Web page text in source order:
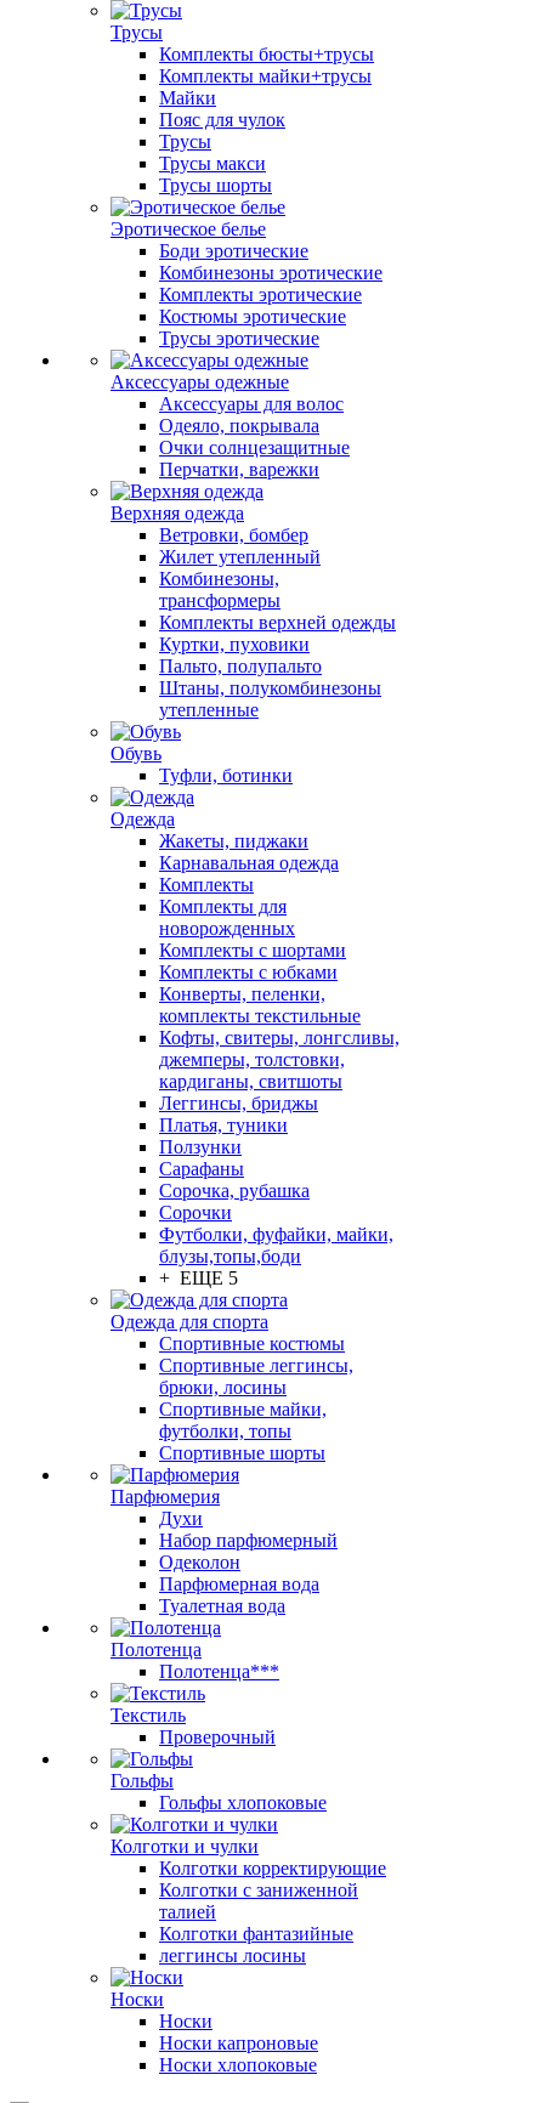
Трусы
Комплекты бюсты+трусы
Комплекты майки+трусы
Майки
Пояс для чулок
Трусы
Трусы макси
Трусы шорты
Эротическое белье
Боди эротические
Комбинезоны эротические
Комплекты эротические
Костюмы эротические
Трусы эротические
Аксессуары одежные
Аксессуары для волос
Одеяло, покрывала
Очки солнцезащитные
Перчатки, варежки
Верхняя одежда
Ветровки, бомбер
Жилет утепленный
Комбинезоны,
трансформеры
Комплекты верхней одежды
Куртки, пуховики
Пальто, полупальто
Штаны, полукомбинезоны
утепленные
Обувь
Туфли, ботинки
Одежда
Жакеты, пиджаки
Карнавальная одежда
Комплекты
Комплекты для
новорожденных
Комплекты с шортами
Комплекты с юбками
Конверты, пеленки,
комплекты текстильные
Кофты, свитеры, лонгсливы,
джемперы, толстовки,
кардиганы, свитшоты
Леггинсы, бриджы
Платья, туники
Ползунки
Сарафаны
Сорочка, рубашка
Сорочки
Футболки, фуфайки, майки,
блузы,топы,боди
+ ЕЩЕ 5
Одежда для спорта
Спортивные костюмы
Спортивные леггинсы,
брюки, лосины
Спортивные майки,
футболки, топы
Спортивные шорты
Парфюмерия
Духи
Набор парфюмерный
Одеколон
Парфюмерная вода
Туалетная вода
Полотенца
Полотенца***
Текстиль
Проверочный
Гольфы
Гольфы хлопоковые
Колготки и чулки
Колготки корректирующие
Колготки с заниженной
талией
Колготки фантазийные
леггинсы лосины
Носки
Носки
Носки капроновые
Носки хлопоковые